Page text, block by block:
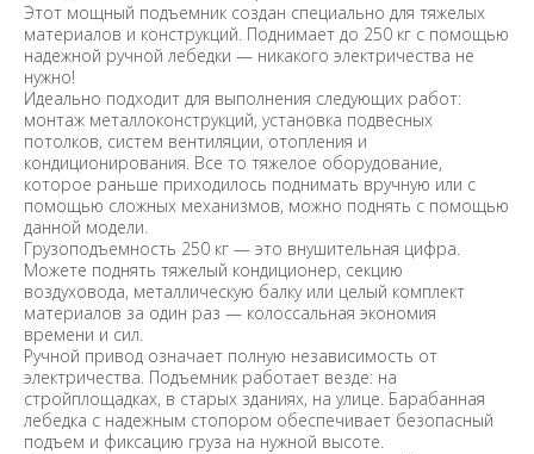
Этот мощный подъемник создан специально для тяжелых
материалов и конструкций. Поднимает до 250 кг с помощью
надежной ручной лебедки — никакого электричества не
нужно!
Идеально подходит для выполнения следующих работ:
монтаж металлоконструкций, установка подвесных
потолков, систем вентиляции, отопления и
кондиционирования. Все то тяжелое оборудование,
которое раньше приходилось поднимать вручную или с
помощью сложных механизмов, можно поднять с помощью
данной модели.
Грузоподъемность 250 кг — это внушительная цифра.
Можете поднять тяжелый кондиционер, секцию
воздуховода, металлическую балку или целый комплект
материалов за один раз — колоссальная экономия
времени и сил.
Ручной привод означает полную независимость от
электричества. Подъемник работает везде: на
стройплощадках, в старых зданиях, на улице. Барабанная
лебедка с надежным стопором обеспечивает безопасный
подъем и фиксацию груза на нужной высоте.